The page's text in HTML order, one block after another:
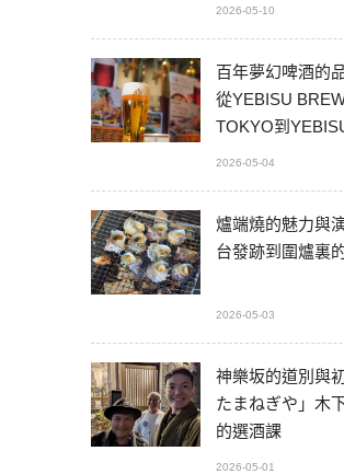
2026-05-10
百年夢幻啤酒的
從YEBISU
TOKYO到
2026-05-04
爐端燒的魅力與
台發跡到圍爐裏
2026-05-03
神樂坂的道別與
たまねぎや」木
的選酒課
2026-05-01